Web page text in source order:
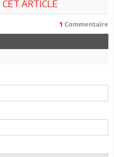
ARTICLE
1 Commentaire